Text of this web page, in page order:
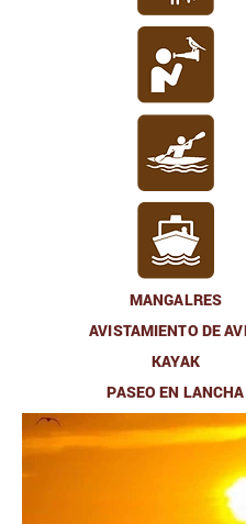
MANGALRES
AVISTAMIENTO DE
KAYAK
PASEO EN LANCHA